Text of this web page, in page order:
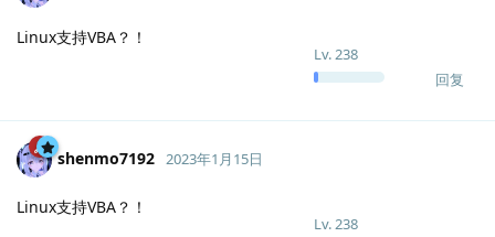
Lv.238
Linux支持VBA？！
回复
shenmo7192
Lv.238
2023年1月15日
Linux支持VBA？！